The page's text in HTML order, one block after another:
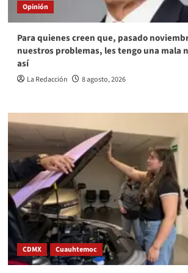
Opinión
Para quienes creen que, pasado
nuestros problemas, les tengo una mala
así
La Redacción 8 agosto, 2026
CDMX Cuauhtemoc